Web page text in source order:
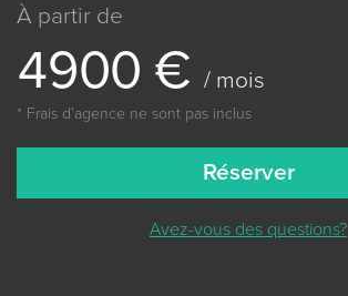
À partir de
4900 € / mois
* Frais dʼagence ne sont pas inclus
Réserver
Avez-vous des questions?